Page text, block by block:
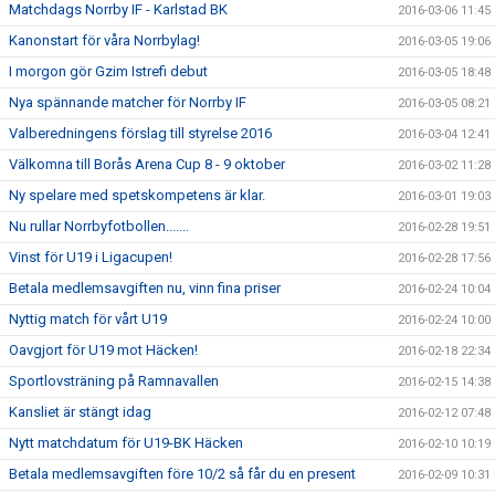
Matchdags Norrby IF - Karlstad BK 2016-03-06 11:45
Kanonstart för våra Norrbylag! 2016-03-05 19:06
I morgon gör Gzim Istrefi debut 2016-03-05 18:48
Nya spännande matcher för Norrby IF 2016-03-05 08:21
Valberedningens förslag till styrelse 2016 2016-03-04 12:41
Välkomna till Borås Arena Cup 8 - 9 oktober 2016-03-02 11:28
Ny spelare med spetskompetens är klar. 2016-03-01 19:03
Nu rullar Norrbyfotbollen....... 2016-02-28 19:51
Vinst för U19 i Ligacupen! 2016-02-28 17:56
Betala medlemsavgiften nu, vinn fina priser 2016-02-24 10:04
Nyttig match för vårt U19 2016-02-24 10:00
Oavgjort för U19 mot Häcken! 2016-02-18 22:34
Sportlovsträning på Ramnavallen 2016-02-15 14:38
Kansliet är stängt idag 2016-02-12 07:48
Nytt matchdatum för U19-BK Häcken 2016-02-10 10:19
Betala medlemsavgiften före 10/2 så får du en present 2016-02-09 10:31